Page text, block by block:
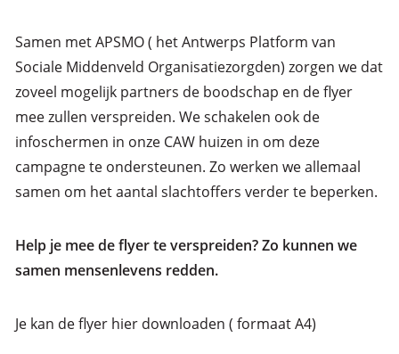
Samen met APSMO ( het Antwerps Platform van
Sociale Middenveld Organisatiezorgden) zorgen we dat
zoveel mogelijk partners de boodschap en de flyer
mee zullen verspreiden. We schakelen ook de
infoschermen in onze CAW huizen in om deze
campagne te ondersteunen. Zo werken we allemaal
samen om het aantal slachtoffers verder te beperken.
Help je mee de flyer te verspreiden? Zo kunnen we
samen mensenlevens redden.
Je kan de flyer hier downloaden ( formaat A4)